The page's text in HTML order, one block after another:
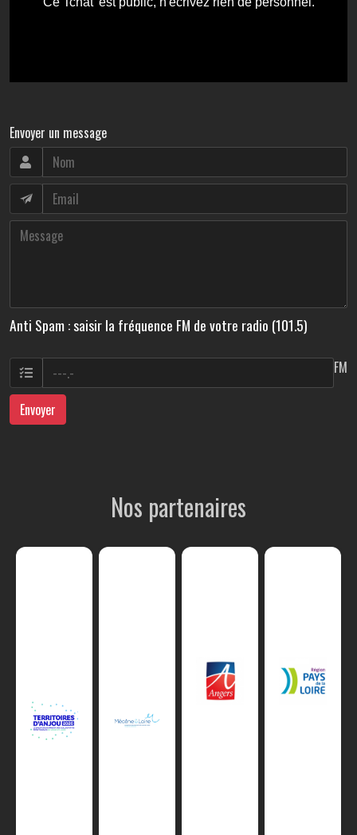
Envoyer un message
Anti Spam : saisir la fréquence FM de votre radio (101.5)
FM
Envoyer
Nos partenaires